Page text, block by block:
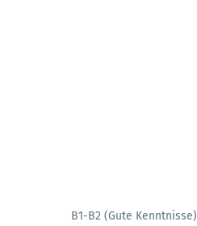
B1-B2 (Gute Kenntnisse)